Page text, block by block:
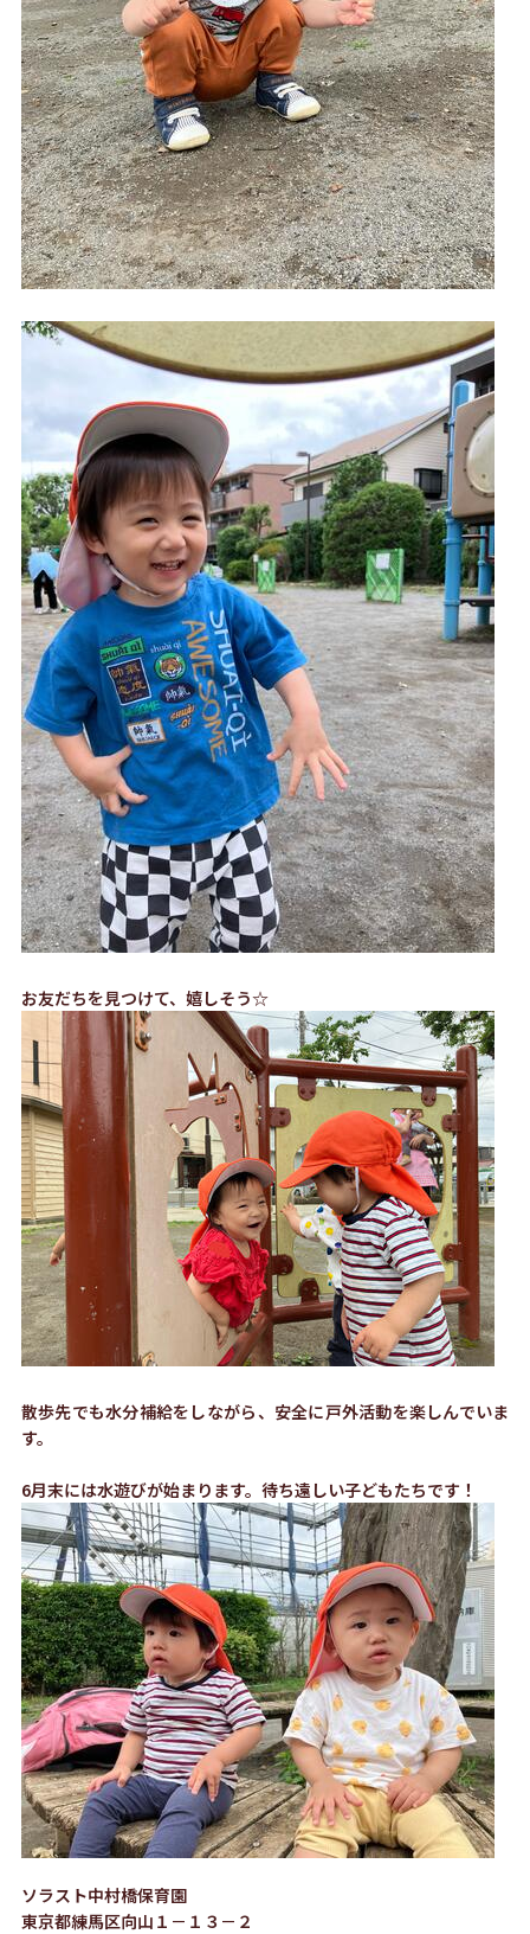
お友だちを見つけて、嬉しそう☆
散歩先でも水分補給をしながら、安全に戸外活動を楽しんでいま
す。
6月末には水遊びが始まります。待ち遠しい子どもたちです！
ソラスト中村橋保育園
東京都練馬区向山１－１３－２